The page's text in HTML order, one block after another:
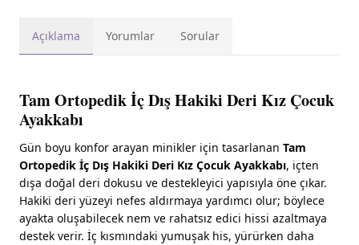
Açıklama Yorumlar Sorular
Tam Ortopedik İç Dış Hakiki Deri Kız Çocuk
Ayakkabı
Gün boyu konfor arayan minikler için tasarlanan Tam
Ortopedik İç Dış Hakiki Deri Kız Çocuk Ayakkabı, içten
dışa doğal deri dokusu ve destekleyici yapısıyla öne çıkar.
Hakiki deri yüzeyi nefes aldırmaya yardımcı olur; böylece
ayakta oluşabilecek nem ve rahatsız edici hissi azaltmaya
destek verir. İç kısmındaki yumuşak his, yürürken daha